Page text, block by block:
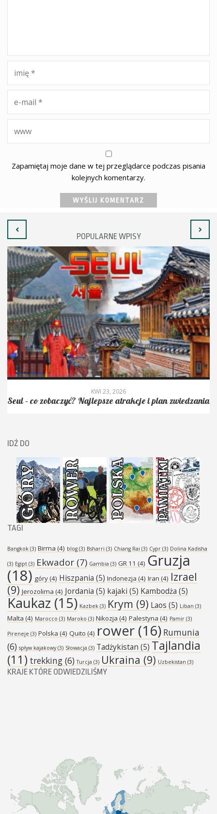
Zapamiętaj moje dane w tej przeglądarce podczas pisania
kolejnych komentarzy.
POPULARNE WPISY
KWI 23, 2026
Seul – co zobaczyć? Najlepsze atrakcje i plan zwiedzania
IDŹ DO
TAGI
Bangkok (3) Birma (4) blog (3) Bsharri (3) Chiang Rai (3) Cypr (3) Dolina Kadisha
(3) Egipt (3) Ekwador (7) Gambia (3) GR 11 (4) Gruzja
(18) góry(4) Hiszpania (5) Indonezja (4) Iran (4) Izrael
(9) Jerozolima (4) Jordania (5) kajaki (5) Kambodża (5)
Kaukaz (15) Kazbek (3) Krym (9) Laos (5) Liban (3)
Malta (4) Marocco (3) Maroko (3) Nikozja (4) Palestyna (4) Pamir (3)
Pireneje (3) Polska (4) Quito (4) rower (16) Rumunia
(6) spływ kajakowy(3) Słowacja (3) Tadżykistan (5) Tajlandia
(11) trekking (6) Turcja (3) Ukraina (9) Uzbekistan (3)
KRAJE KTÓRE ODWIEDZILIŚMY